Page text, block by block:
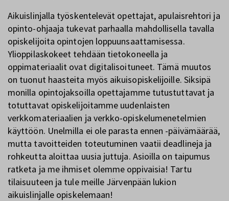
Aikuislinjalla työskentelevät opettajat, apulaisrehtori ja
opinto-ohjaaja tukevat parhaalla mahdollisella tavalla
opiskelijoita opintojen loppuunsaattamisessa.
Ylioppilaskokeet tehdään tietokoneella ja
oppimateriaalit ovat digitalisoituneet. Tämä muutos
on tuonut haasteita myös aikuisopiskelijoille. Siksipä
monilla opintojaksoilla opettajamme tutustuttavat ja
totuttavat opiskelijoitamme uudenlaisten
verkkomateriaalien ja verkko-opiskelumenetelmien
käyttöön. Unelmilla ei ole parasta ennen -päivämäärää,
mutta tavoitteiden toteutuminen vaatii deadlineja ja
rohkeutta aloittaa uusia juttuja. Asioilla on taipumus
ratketa ja me ihmiset olemme oppivaisia! Tartu
tilaisuuteen ja tule meille Järvenpään lukion
aikuislinjalle opiskelemaan!